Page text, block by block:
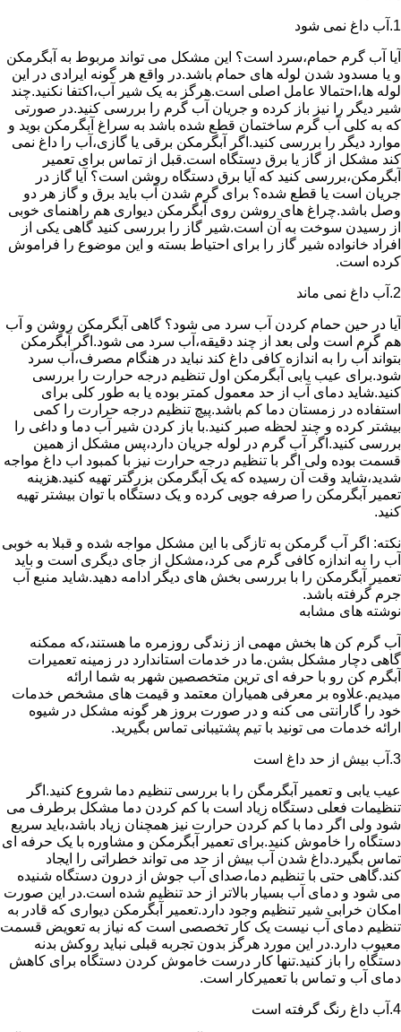
1.آب داغ نمی شود
آیا آب گرم حمام،سرد است؟ این مشکل می تواند مربوط به آبگرمکن
و یا مسدود شدن لوله های حمام باشد.در واقع هر گونه ایرادی در این
لوله ها،احتمالا عامل اصلی است.هرگز به یک شیر آب،اکتفا نکنید.چند
شیر دیگر را نیز باز کرده و جریان آب گرم را بررسی کنید.در صورتی
که به کلی آب گرم ساختمان قطع شده باشد به سراغ آبگرمکن بوید و
موارد دیگر را بررسی کنید.اگر آبگرمکن برقی یا گازی،آب را داغ نمی
کند مشکل از گاز یا برق دستگاه است.قبل از تماس برای تعمیر
آبگرمکن،بررسی کنید که آیا برق دستگاه روشن است؟ آیا گاز در
جریان است یا قطع شده؟ برای گرم شدن آب باید برق و گاز هر دو
وصل باشد.چراغ های روشن روی آبگرمکن دیواری هم راهنمای خوبی
از رسیدن سوخت به آن است.شیر گاز را بررسی کنید گاهی یکی از
افراد خانواده شیر گاز را برای احتیاط بسته و این موضوع را فراموش
کرده است.
2.آب داغ نمی ماند
آیا در حین حمام کردن آب سرد می شود؟ گاهی آبگرمکن روشن و آب
هم گرم است ولی بعد از چند دقیقه،آب سرد می شود.اگر آبگرمکن
بتواند آب را به اندازه کافی داغ کند نباید در هنگام مصرف،آب سرد
شود.برای عیب یابی آبگرمکن اول تنظیم درجه حرارت را بررسی
کنید.شاید دمای آب از حد معمول کمتر بوده یا به طور کلی برای
استفاده در زمستان دما کم باشد.پیچ تنظیم درجه حرارت را کمی
بیشتر کرده و چند لحظه صبر کنید.با باز کردن شیر آب دما و داغی را
بررسی کنید.اگر آب گرم در لوله جریان دارد،پس مشکل از همین
قسمت بوده ولی اگر با تنظیم درجه حرارت نیز با کمبود اب داغ مواجه
شدید،شاید وقت آن رسیده که یک آبگرمکن بزرگتر تهیه کنید.هزینه
تعمیر آبگرمکن را صرفه جویی کرده و یک دستگاه با توان بیشتر تهیه
کنید.
نکته: اگر آب گرمکن به تازگی با این مشکل مواجه شده و قبلا به خوبی
آب را به اندازه کافی گرم می کرد،مشکل از جای دیگری است و باید
تعمیر آبگرمکن را با بررسی بخش های دیگر ادامه دهید.شاید منبع آب
جرم گرفته باشد.
نوشته های مشابه
آب گرم کن ها بخش مهمی از زندگی روزمره ما هستند،که ممکنه
گاهی دچار مشکل بشن.ما در خدمات استاندارد در زمینه تعمیرات
آبگرم کن رو با حرفه ای ترین متخصصین شهر به شما ارائه
میدیم.علاوه بر معرفی همیاران معتمد و قیمت های مشخص خدمات
خود را گارانتی می کنه و در صورت بروز هر گونه مشکل در شیوه
ارائه خدمات می تونید با تیم پشتیبانی تماس بگیرید.
3.آب بیش از حد داغ است
عیب یابی و تعمیر آبگرمگن را با بررسی تنظیم دما شروع کنید.اگر
تنظیمات فعلی دستگاه زیاد است با کم کردن دما مشکل برطرف می
شود ولی اگر دما با کم کردن حرارت نیز همچنان زیاد باشد،باید سریع
دستگاه را خاموش کنید.برای تعمیر آبگرمکن و مشاوره با یک حرفه ای
تماس بگیرد.داغ شدن آب بیش از حد می تواند خطراتی را ایجاد
کند.گاهی حتی با تنظیم دما،صدای آب جوش از درون دستگاه شنیده
می شود و دمای آب بسیار بالاتر از حد تنظیم شده است.در این صورت
امکان خرابی شیر تنظیم وجود دارد.تعمیر آبگرمکن دیواری که قادر به
تنظیم دمای آب نیست یک کار تخصصی است که نیاز به تعویض قسمت
معیوب دارد.در این مورد هرگز بدون تجربه قبلی نباید روکش بدنه
دستگاه را باز کنید.تنها کار درست خاموش کردن دستگاه برای کاهش
دمای آب و تماس با تعمیرکار است.
4.آب داغ رنگ گرفته است